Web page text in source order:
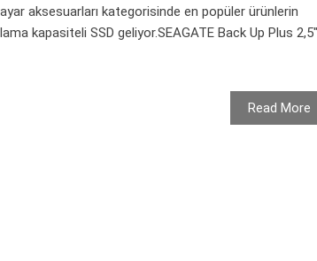
aksesuarları kategorisinde en popüler ürünlerin
kapasiteli SSD geliyor.SEAGATE Back Up Plus 2,5"
Read More